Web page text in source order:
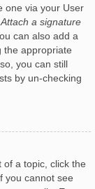
one via your User
Attach a signature
can also add a
the appropriate
you can still
by un-checking
a topic, click the
you cannot see